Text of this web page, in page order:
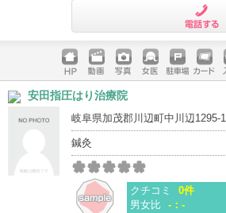
ホームペ
ージ
動画 写真 女医 駐車場
クレジッ
安田指圧はり治療院
岐阜県加茂郡川辺町中川辺1295-1
鍼灸
クチコミ
0件
男女比 -：-